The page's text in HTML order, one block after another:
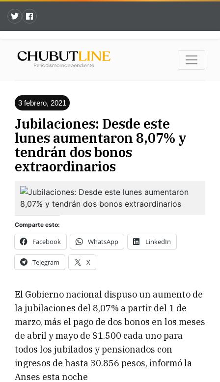
3 febrero, 2021
Jubilaciones: Desde este
lunes aumentaron 8,07% y
tendrán dos bonos
extraordinarios
Comparte esto:
Facebook WhatsApp LinkedIn
Telegram X
El Gobierno nacional dispuso un aumento de
la jubilaciones del 8,07% a partir del 1 de
marzo, más el pago de dos bonos en los meses
de abril y mayo de $1.500 cada uno para
todos los jubilados y pensionados con
ingresos de hasta 30.856 pesos, informó la
Anses esta noche